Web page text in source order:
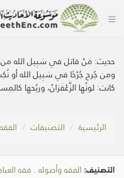
حديث: مَنْ قاتل في سَبِيل الله من
ومن جُرح جُرْحًا في سَبِيل الله أو
كانت: لونُها الزَّعْفَرَانُ، وريُحها
الرئيسية التصنيفات
التصنيف: الفقه وأصوله . فقه